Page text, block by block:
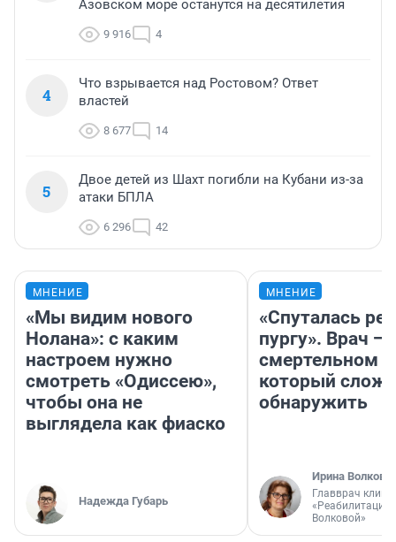
Азовском море останутся на десятилетия
9 916 4
4
Что взрывается над Ростовом? Ответ
властей
8 677 14
5
Двое детей из Шахт погибли на Кубани из-за
атаки БПЛА
6 296 42
МНЕНИЕ
«Мы видим нового
Нолана»: с каким
настроем нужно
смотреть «Одиссею»,
чтобы она не
выглядела как фиаско
Надежда Губарь
МНЕНИЕ
«Спуталась
пургу». Врач —
смертельном
который
обнаружить
Ирина Волкова
Главврач
«Реабилитация
Волковой»